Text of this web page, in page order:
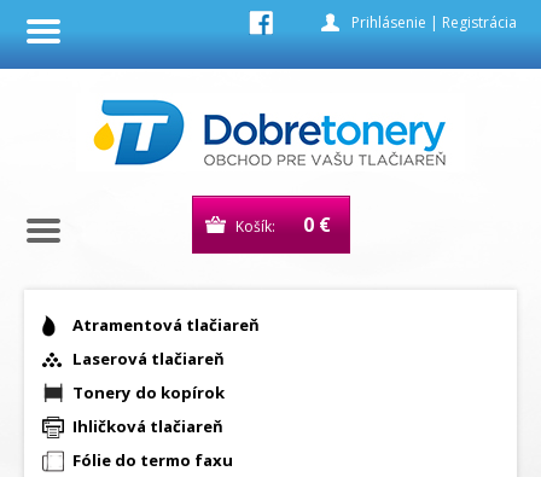
Prihlásenie | Registrácia
Košík: 0 €
Atramentová tlačiareň
Laserová tlačiareň
Tonery do kopírok
Ihličková tlačiareň
Fólie do termo faxu